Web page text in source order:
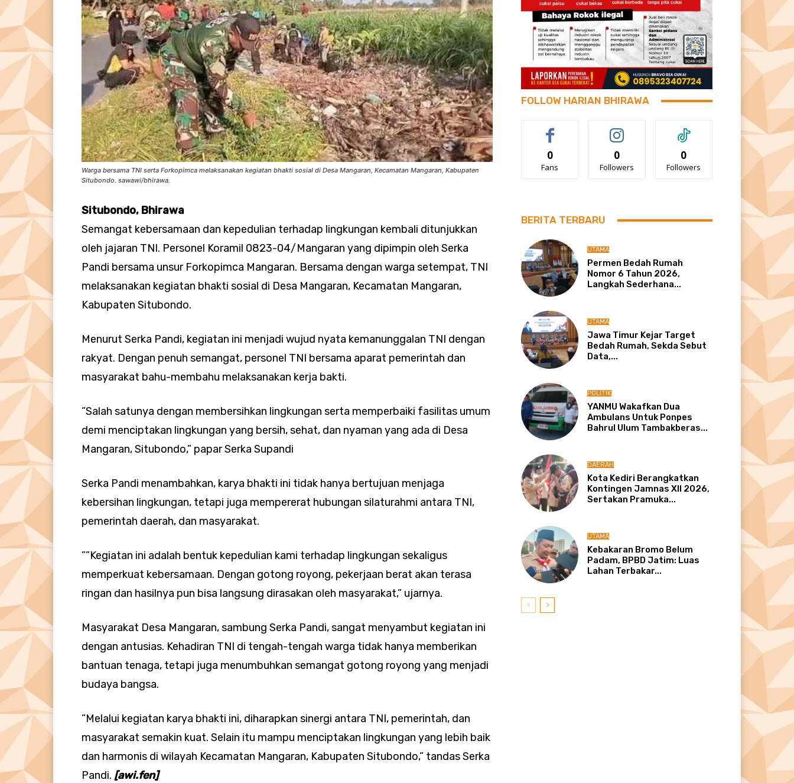
Warga bersama TNI serta Forkopimca melaksanakan kegiatan bhakti sosial di Desa Mangaran, Kecamatan Mangaran, Kabupaten
Situbondo. sawawi/bhirawa.
Situbondo, Bhirawa
Semangat kebersamaan dan kepedulian terhadap lingkungan kembali ditunjukkan
oleh jajaran TNI. Personel Koramil 0823-04/Mangaran yang dipimpin oleh Serka
Pandi bersama unsur Forkopimca Mangaran. Bersama dengan warga setempat, TNI
melaksanakan kegiatan bhakti sosial di Desa Mangaran, Kecamatan Mangaran,
Kabupaten Situbondo.
Menurut Serka Pandi, kegiatan ini menjadi wujud nyata kemanunggalan TNI dengan
rakyat. Dengan penuh semangat, personel TNI bersama aparat pemerintah dan
masyarakat bahu-membahu melaksanakan kerja bakti.
”Salah satunya dengan membersihkan lingkungan serta memperbaiki fasilitas umum
demi menciptakan lingkungan yang bersih, sehat, dan nyaman yang ada di Desa
Mangaran, Situbondo,” papar Serka Supandi
Serka Pandi menambahkan, karya bhakti ini tidak hanya bertujuan menjaga
kebersihan lingkungan, tetapi juga mempererat hubungan silaturahmi antara TNI,
pemerintah daerah, dan masyarakat.
””Kegiatan ini adalah bentuk kepedulian kami terhadap lingkungan sekaligus
memperkuat kebersamaan. Dengan gotong royong, pekerjaan berat akan terasa
ringan dan hasilnya pun bisa langsung dirasakan oleh masyarakat,” ujarnya.
Masyarakat Desa Mangaran, sambung Serka Pandi, sangat menyambut kegiatan ini
dengan antusias. Kehadiran TNI di tengah-tengah warga tidak hanya memberikan
bantuan tenaga, tetapi juga menumbuhkan semangat gotong royong yang menjadi
budaya bangsa.
”Melalui kegiatan karya bhakti ini, diharapkan sinergi antara TNI, pemerintah, dan
masyarakat semakin kuat. Selain itu mampu menciptakan lingkungan yang lebih baik
dan harmonis di wilayah Kecamatan Mangaran, Kabupaten Situbondo,” tandas Serka
Pandi. [awi.fen]
FOLLOW HARIAN BHIRAWA
0
Fans
0
Followers
0
Followers
BERITA TERBARU
UTAMA
Permen Bedah Rumah
Nomor 6 Tahun 2026,
Langkah Sederhana...
UTAMA
Jawa Timur Kejar Target
Bedah Rumah, Sekda Sebut
Data,...
POLITIK
YANMU Wakafkan Dua
Ambulans Untuk Ponpes
Bahrul Ulum Tambakberas...
DAERAH
Kota Kediri Berangkatkan
Kontingen Jamnas XII 2026,
Sertakan Pramuka...
UTAMA
Kebakaran Bromo Belum
Padam, BPBD Jatim: Luas
Lahan Terbakar...